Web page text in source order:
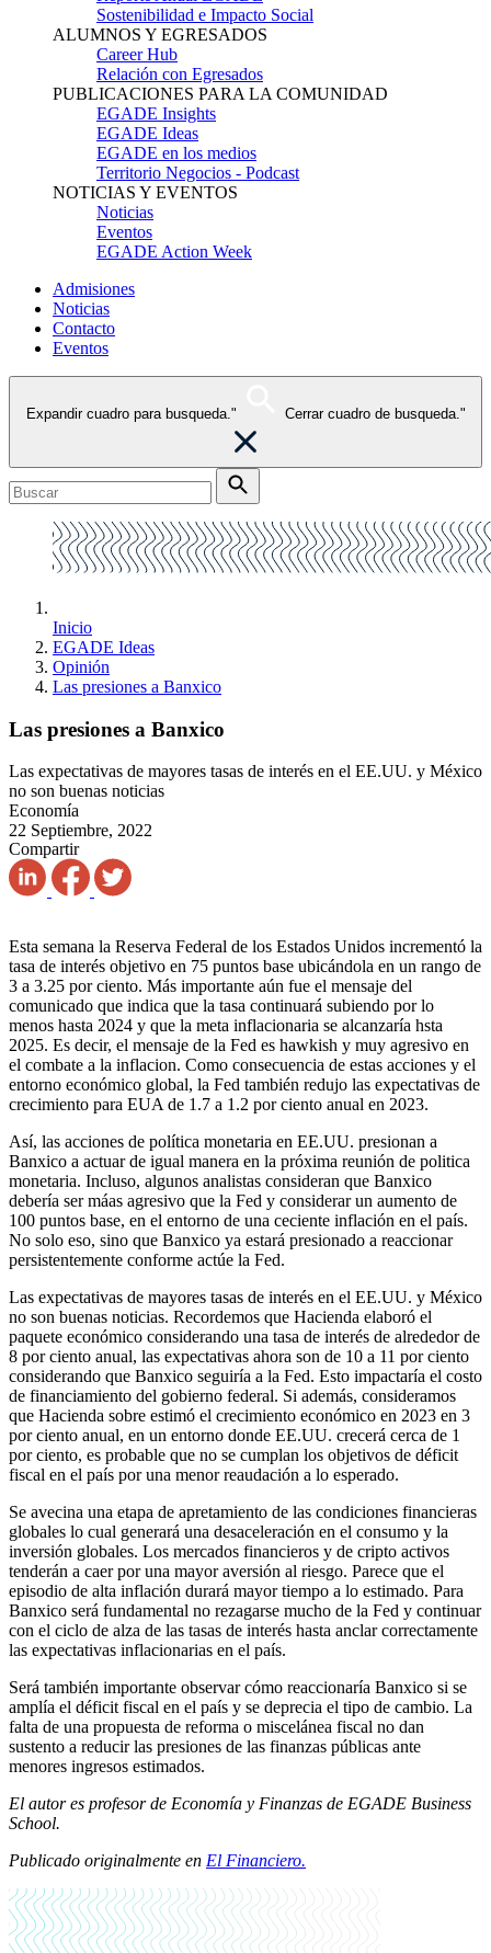
Sostenibilidad e Impacto Social
ALUMNOS Y EGRESADOS
Career Hub
Relación con Egresados
PUBLICACIONES PARA LA COMUNIDAD
EGADE Insights
EGADE Ideas
EGADE en los medios
Territorio Negocios - Podcast
NOTICIAS Y EVENTOS
Noticias
Eventos
EGADE Action Week
Admisiones
Noticias
Contacto
Eventos
Expandir cuadro para busqueda." Cerrar cuadro de busqueda."
Inicio
EGADE Ideas
Opinión
Las presiones a Banxico
Las presiones a Banxico
Las expectativas de mayores tasas de interés en el EE.UU. y México
no son buenas noticias
Economía
22 Septiembre, 2022
Compartir
Esta semana la Reserva Federal de los Estados Unidos incrementó la
tasa de interés objetivo en 75 puntos base ubicándola en un rango de
3 a 3.25 por ciento. Más importante aún fue el mensaje del
comunicado que indica que la tasa continuará subiendo por lo
menos hasta 2024 y que la meta inflacionaria se alcanzaría hsta
2025. Es decir, el mensaje de la Fed es hawkish y muy agresivo en
el combate a la inflacion. Como consecuencia de estas acciones y el
entorno económico global, la Fed también redujo las expectativas de
crecimiento para EUA de 1.7 a 1.2 por ciento anual en 2023.
Así, las acciones de política monetaria en EE.UU. presionan a
Banxico a actuar de igual manera en la próxima reunión de politica
monetaria. Incluso, algunos analistas consideran que Banxico
debería ser máas agresivo que la Fed y considerar un aumento de
100 puntos base, en el entorno de una ceciente inflación en el país.
No solo eso, sino que Banxico ya estará presionado a reaccionar
persistentemente conforme actúe la Fed.
Las expectativas de mayores tasas de interés en el EE.UU. y México
no son buenas noticias. Recordemos que Hacienda elaboró el
paquete económico considerando una tasa de interés de alrededor de
8 por ciento anual, las expectativas ahora son de 10 a 11 por ciento
considerando que Banxico seguiría a la Fed. Esto impactaría el costo
de financiamiento del gobierno federal. Si además, consideramos
que Hacienda sobre estimó el crecimiento económico en 2023 en 3
por ciento anual, en un entorno donde EE.UU. crecerá cerca de 1
por ciento, es probable que no se cumplan los objetivos de déficit
fiscal en el país por una menor reaudación a lo esperado.
Se avecina una etapa de apretamiento de las condiciones financieras
globales lo cual generará una desaceleración en el consumo y la
inversión globales. Los mercados financieros y de cripto activos
tenderán a caer por una mayor aversión al riesgo. Parece que el
episodio de alta inflación durará mayor tiempo a lo estimado. Para
Banxico será fundamental no rezagarse mucho de la Fed y continuar
con el ciclo de alza de las tasas de interés hasta anclar correctamente
las expectativas inflacionarias en el país.
Será también importante observar cómo reaccionaría Banxico si se
amplía el déficit fiscal en el país y se deprecia el tipo de cambio. La
falta de una propuesta de reforma o miscelánea fiscal no dan
sustento a reducir las presiones de las finanzas públicas ante
menores ingresos estimados.
El autor es profesor de Economía y Finanzas de EGADE Business
School.
Publicado originalmente en El Financiero.